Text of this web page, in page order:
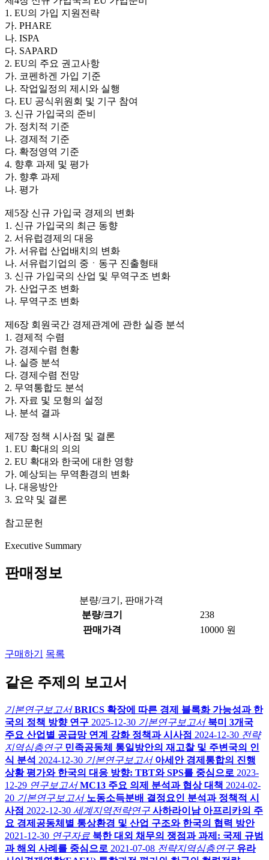
1. EU의 가입 지원전략
가. PHARE
나. ISPA
다. SAPARD
2. EU의 주요 권고사항
가. 코펜하겐 가입 기준
나. 작업일정의 제시와 실행
다. EU 공식위원회 및 기구 참여
3. 신규 가입국의 준비
가. 정치적 기준
나. 경제적 기준
다. 확정영역 기준
4. 향후 과제 및 평가
가. 향후 과제
나. 평가
제5장 신규 가입국 경제의 변화
1. 신규 가입국의 최근 동향
2. 서유럽경제의 대응
가. 서유럽 산업배치의 변화
나. 서유럽기업의 중ㆍ동구 진출형태
3. 신규 가입국의 산업 및 무역구조 변화
가. 산업구조 변화
나. 무역구조 변화
제6장 회원국간 경제관계에 관한 실증 분석
1. 경제적 수렴
가. 경제수렴 현황
나. 실증 분석
다. 경제수렴 전망
2. 무역통합도 분석
가. 자료 및 모형의 설정
나. 분석 결과
제7장 정책 시사점 및 결론
1. EU 확대의 의의
2. EU 확대와 한국에 대한 영향
가. 예상되는 무역환경의 변화
나. 대응방안
3. 요약 및 결론
참고문헌
Executive Summary
판매정보
분량/크기, 판매가격
분량/크기
238
판매가격
10000 원
구매하기 목록
같은 주제의 보고서
기본연구보고서 BRICS 확장에 따른 경제 블록화 가능성과 한
국의 정책 방향 연구 2025-12-30 기본연구보고서 북미 3개국
주요 산업별 공급망 연계 강화 정책과 시사점 2024-12-30 전략
지역심층연구 민족공동체 통일방안의 재고찰 및 주변국의 인
식 분석 2024-12-30 기본연구보고서 아세안 경제통합의 진행
상황 평가와 한국의 대응 방향: TBT와 SPS를 중심으로 2023-
12-29 연구보고서 MC13 주요 의제 분석과 협상 대책 2024-02-
20 기본연구보고서 노동소득분배 결정요인 분석과 정책적 시
사점 2022-12-30 세계지역전략연구 사하라이남 아프리카의 주
요 경제공동체별 통상환경 및 산업 구조와 한국의 협력 방안
2021-12-30 연구자료 북한 대외 채무의 쟁점과 과제: 국제 규범
과 해외 사례를 중심으로 2021-07-08 전략지역심층연구 유라